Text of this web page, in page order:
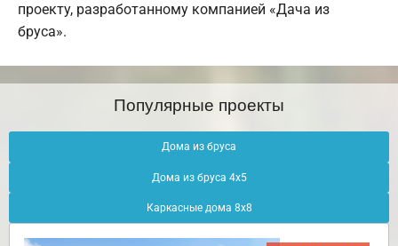
проекту, разработанному компанией «Дача из
бруса».
Популярные проекты
Дома из бруса
Дома из бруса 4х5
Каркасные дома 8х8